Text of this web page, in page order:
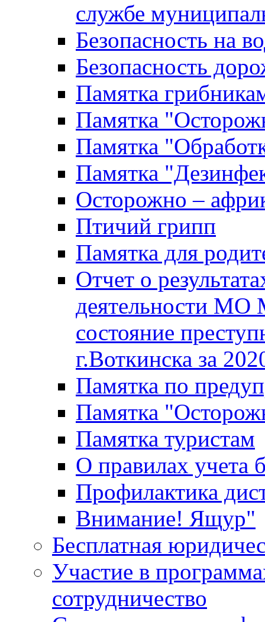
службе
Безопасность на
Безопасность
Памятка
Памятка
Памятка
Памятка
Осторожно –
Птичий грипп
Памятка для
Отчет о
деятельности МО
состояние
г.Воткинска за
Памятка по
Памятка
Памятка туристам
О правилах учета
Профилактика
Внимание! Ящур"
Бесплатная
Участие в
сотрудничество